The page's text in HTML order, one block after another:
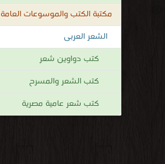
مكتبة الكتب والموسوعات العامة
الشعر العربى
كتب دواوين شعر
كتب الشعر والمسرح
كتب شعر عامية مصرية